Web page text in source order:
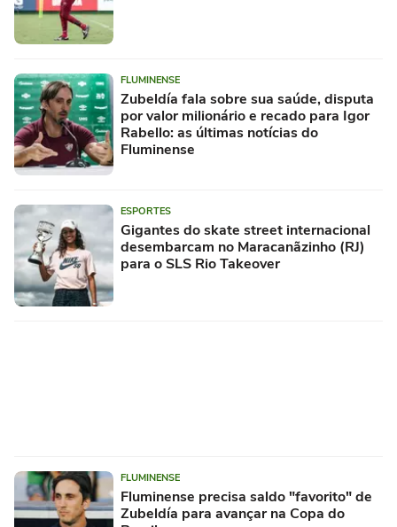
FLUMINENSE
Zubeldía fala sobre sua saúde, disputa
por valor milionário e recado para Igor
Rabello: as últimas notícias do
Fluminense
ESPORTES
Gigantes do skate street internacional
desembarcam no Maracanãzinho (RJ)
para o SLS Rio Takeover
FLUMINENSE
Fluminense precisa saldo "favorito" de
Zubeldía para avançar na Copa do